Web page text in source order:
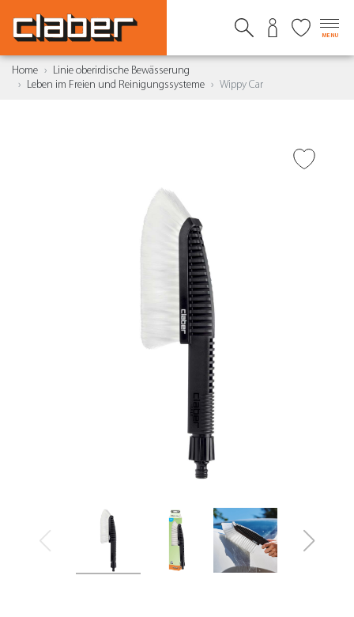
MENU
Home
Linie oberirdische Bewässerung
Leben im Freien und Reinigungssysteme
Wippy Car